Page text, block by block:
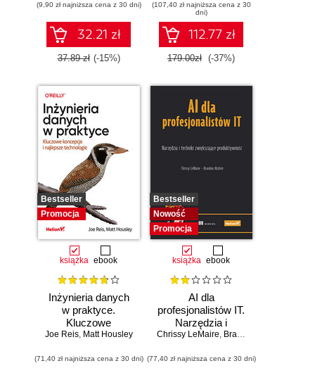
(9,90 zł najniższa cena z 30 dni)
32.21 zł
37.89 zł (-15%)
(107,40 zł najniższa cena z 30
dni)
112.77 zł
179.00zł (-37%)
Bestseller
Promocja
książka ebook
Inżynieria danych
w praktyce.
Kluczowe
koncepcje i
technologie
Joe Reis, Matt Housley
(71,40 zł najniższa cena z 30 dni)
Bestseller
Nowość
Promocja
książka ebook
AI dla
profesjonalistów IT.
Narzędzia i
techniki
produktywność
Chrissy LeMaire, Brandon Abshire
(77,40 zł najniższa cena z 30 dni)